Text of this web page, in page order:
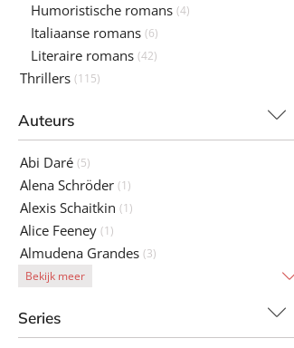
Humoristische romans (4)
Italiaanse romans (6)
Literaire romans (42)
Thrillers (115)
Auteurs
Abi Daré (5)
Alena Schröder (1)
Alexis Schaitkin (1)
Alice Feeney (1)
Almudena Grandes (3)
Bekijk meer
Series